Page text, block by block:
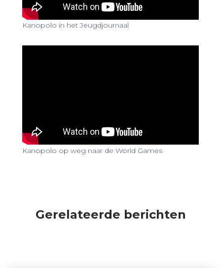
Kanopolo in het Jeugdjournaal
Kanopolo op weg naar de World Games
Gerelateerde berichten